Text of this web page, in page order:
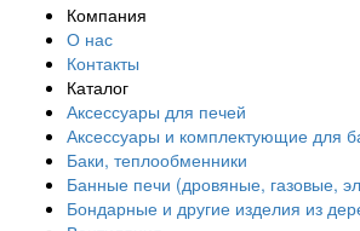
Компания
О нас
Контакты
Каталог
Аксессуары для печей
Аксессуары и комплектующие для
Баки, теплообменники
Банные печи (дровяные, газовые,
Бондарные и другие изделия из